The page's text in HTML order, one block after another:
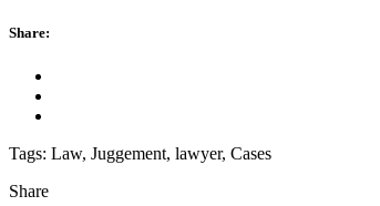
Share:
Tags: Law, Juggement, lawyer, Cases
Share